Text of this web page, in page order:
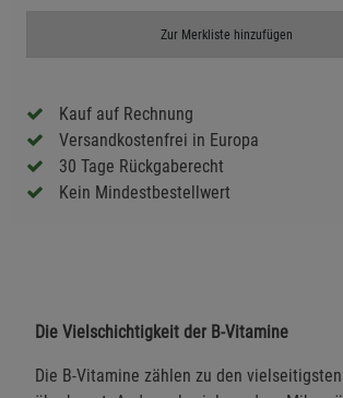
Zur Merkliste hinzufügen
Kauf auf Rechnung
Versandkostenfrei in Europa
30 Tage Rückgaberecht
Kein Mindestbestellwert
Die Vielschichtigkeit der B-Vitamine
Die B-Vitamine zählen zu den